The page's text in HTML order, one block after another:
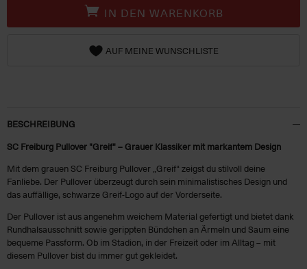
IN DEN WARENKORB
AUF MEINE WUNSCHLISTE
BESCHREIBUNG
SC Freiburg Pullover "Greif" – Grauer Klassiker mit markantem Design
Mit dem grauen SC Freiburg Pullover „Greif“ zeigst du stilvoll deine
Fanliebe. Der Pullover überzeugt durch sein minimalistisches Design und
das auffällige, schwarze Greif-Logo auf der Vorderseite.
Der Pullover ist aus angenehm weichem Material gefertigt und bietet dank
Rundhalsausschnitt sowie gerippten Bündchen an Ärmeln und Saum eine
bequeme Passform. Ob im Stadion, in der Freizeit oder im Alltag – mit
diesem Pullover bist du immer gut gekleidet.